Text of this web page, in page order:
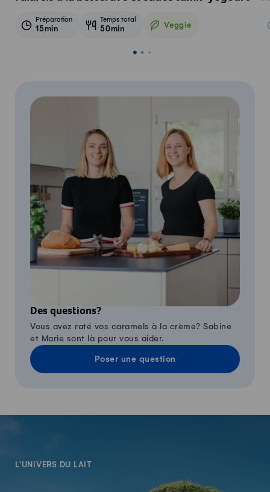
Préparation
15min
Temps total
50min Veggie
Veggie
Des questions?
Vous avez raté vos caramels à la crème? Sabine
et Marie sont là pour vous aider.
Poser une question
L'UNIVERS DU LAIT